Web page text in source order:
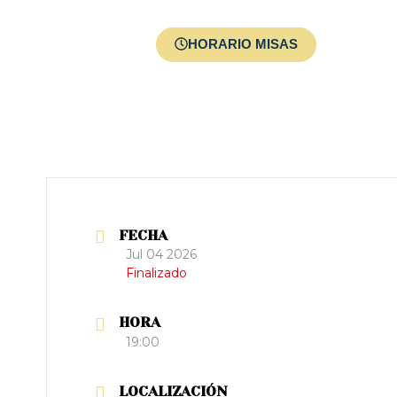
HORARIO MISAS
FECHA
Jul 04 2026
Finalizado
HORA
19:00
LOCALIZACIÓN